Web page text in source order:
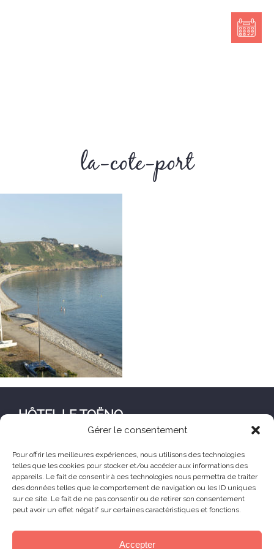
Gérer le consentement
Pour offrir les meilleures expériences, nous utilisons des technologies
telles que les cookies pour stocker et/ou accéder aux informations des
appareils. Le fait de consentir à ces technologies nous permettra de traiter
des données telles que le comportement de navigation ou les ID uniques
sur ce site. Le fait de ne pas consentir ou de retirer son consentement
peut avoir un effet négatif sur certaines caractéristiques et fonctions.
Accepter
la-cote-port
HÔTEL LE TOËNO
22560 Trébeurden France
+33 (0) 2 96 23 68 78
contact@hoteltoeno.com